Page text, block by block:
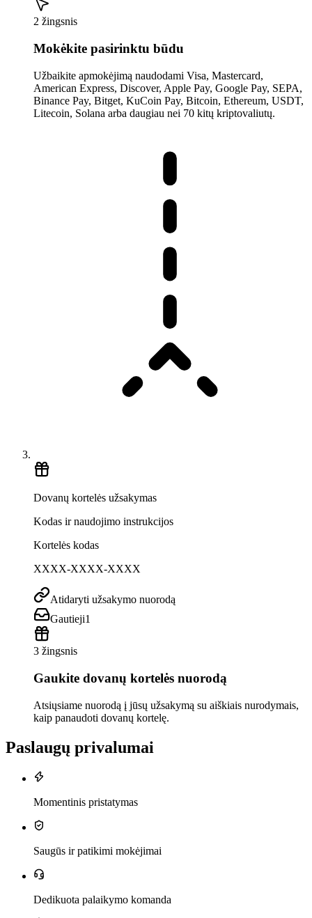
2 žingsnis
Mokėkite pasirinktu būdu
Užbaikite apmokėjimą naudodami Visa, Mastercard,
American Express, Discover, Apple Pay, Google Pay, SEPA,
Binance Pay, Bitget, KuCoin Pay, Bitcoin, Ethereum, USDT,
Litecoin, Solana arba daugiau nei 70 kitų kriptovaliutų.
Dovanų kortelės užsakymas
Kodas ir naudojimo instrukcijos
Kortelės kodas
XXXX-XXXX-XXXX
Atidaryti užsakymo nuorodą
Gautieji1
3 žingsnis
Gaukite dovanų kortelės nuorodą
Atsiųsiame nuorodą į jūsų užsakymą su aiškiais nurodymais,
kaip panaudoti dovanų kortelę.
Paslaugų privalumai
Momentinis pristatymas
Saugūs ir patikimi mokėjimai
Dedikuota palaikymo komanda